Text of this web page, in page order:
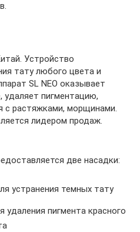
Устройство
тату любого цвета и
SL NEO оказывает
пигментацию,
с растяжками, морщинами.
лидером продаж.
две насадки:
устранения темных тату
удаления пигмента красного